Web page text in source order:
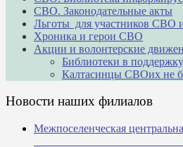
СВО. Законодательные акты
Льготы для участников СВО
Хроника и герои СВО
Акции и волонтерские
Библиотеки в
Калтасинцы СВОих не
Новости наших филиалов
Межпоселенческая